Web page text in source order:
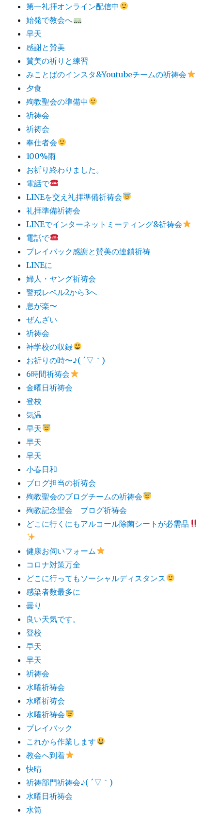
第一礼拝オンライン配信中
始発で教会へ
早天
感謝と賛美
賛美の祈りと練習
みことばのインスタ&Youtubeチームの祈祷会
夕食
殉教聖会の準備中
祈祷会
祈祷会
奉仕者会
100%雨
お祈り終わりました。
電話で
LINEを交え礼拝準備祈祷会
礼拝準備祈祷会
LINEでインターネットミーティング&祈祷会
電話で
プレイバック感謝と賛美の連鎖祈祷
LINEに
婦人・ヤング祈祷会
警戒レベル2から3へ
息が楽〜
ぜんざい
祈祷会
神学校の収録
お祈りの時〜♪( ´▽｀)
6時間祈祷会
金曜日祈祷会
登校
気温
早天
早天
早天
小春日和
ブログ担当の祈祷会
殉教聖会のブログチームの祈祷会
殉教記念聖会 ブログ祈祷会
どこに行くにもアルコール除菌シートが必需品
健康お伺いフォーム
コロナ対策万全
どこに行ってもソーシャルディスタンス
感染者数最多に
曇り
良い天気です。
登校
早天
早天
祈祷会
水曜祈祷会
水曜祈祷会
水曜祈祷会
プレイバック
これから作業します
教会へ到着
快晴
祈祷部門祈祷会♪( ´▽｀)
水曜日祈祷会
水筒